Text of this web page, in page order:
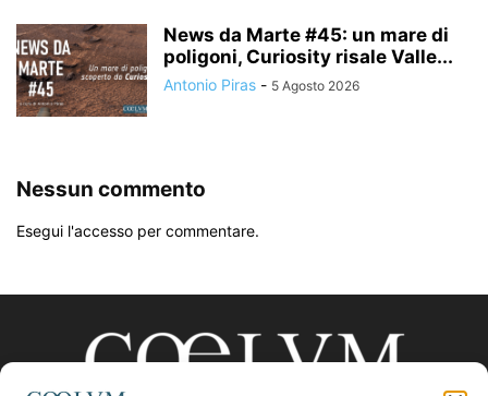
News da Marte #45: un mare di
poligoni, Curiosity risale Valle...
Antonio Piras - 5 Agosto 2026
Nessun commento
Esegui l'accesso per commentare.